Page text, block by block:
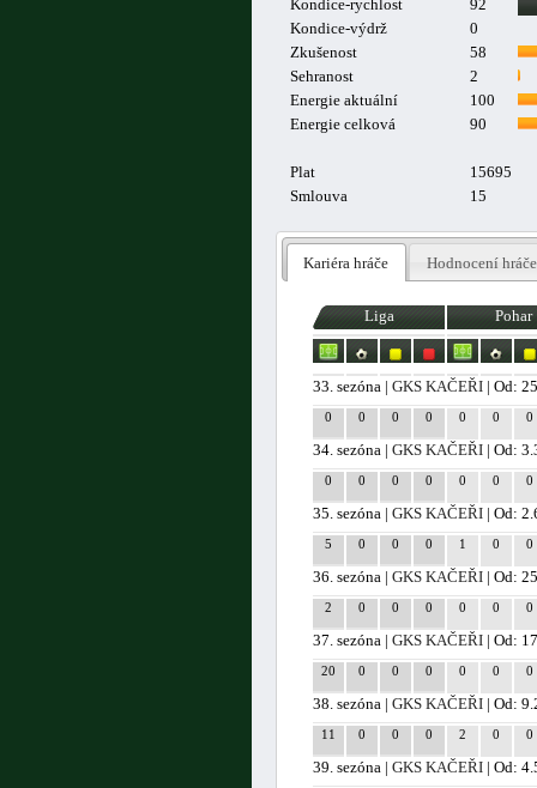
Kondice-rychlost
92
Kondice-výdrž
0
Zkušenost
58
Sehranost
2
Energie aktuální
100
Energie celková
90
Plat
15695
Smlouva
15
Kariéra hráče Hodnocení hráče
Liga Pohar
33. sezóna |GKS KAČEŘI | Od:
0 0 0 0 0 0 0
34. sezóna |GKS KAČEŘI | Od:
0 0 0 0 0 0 0
35. sezóna |GKS KAČEŘI | Od:
5 0 0 0 1 0 0
36. sezóna |GKS KAČEŘI | Od:
2 0 0 0 0 0 0
37. sezóna |GKS KAČEŘI | Od:
20 0 0 0 0 0 0
38. sezóna |GKS KAČEŘI | Od:
11 0 0 0 2 0 0
39. sezóna |GKS KAČEŘI | Od: